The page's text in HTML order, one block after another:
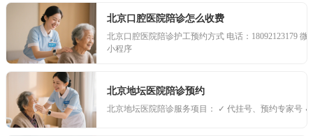
北京口腔医院陪诊怎么收费
北京口腔医院陪诊护工预约方式 电话：18092123179 微信
小程序
北京地坛医院陪诊预约
北京地坛医院陪诊服务项目： ✓ 代挂号、预约专家号 ✓